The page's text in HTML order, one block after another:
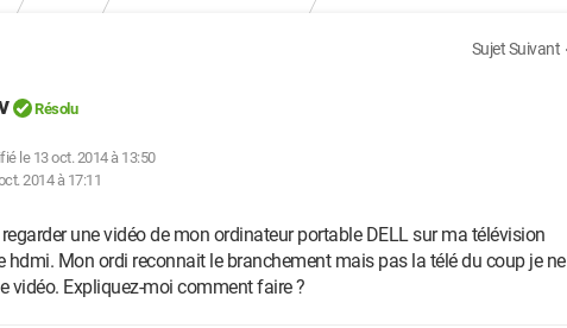
Sujet Suivant
Résolu
le 13 oct. 2014 à 13:50
2014 à 17:11
une vidéo de mon ordinateur portable DELL sur ma télévision
hdmi. Mon ordi reconnait le branchement mais pas la télé du coup je ne
vidéo. Expliquez-moi comment faire ?